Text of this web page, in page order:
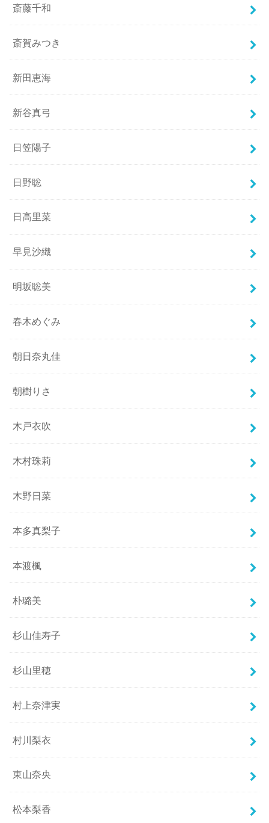
斎藤千和
斎賀みつき
新田恵海
新谷真弓
日笠陽子
日野聡
日高里菜
早見沙織
明坂聡美
春木めぐみ
朝日奈丸佳
朝樹りさ
木戸衣吹
木村珠莉
木野日菜
本多真梨子
本渡楓
朴璐美
杉山佳寿子
杉山里穂
村上奈津実
村川梨衣
東山奈央
松本梨香